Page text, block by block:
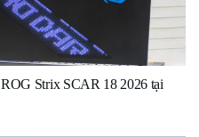
Strix SCAR 18 2026 tại